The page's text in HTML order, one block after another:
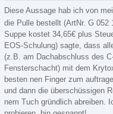
Diese Aussage hab ich von
die Pulle bestellt (ArtNr. G
Suppe kostet 34,65€ plus
EOS-Schulung) sagte, dass
(z.B. am Dachabschluss des
Fensterschacht) mit dem
besten nen Finger zum
und dann die überschüssigen
nem Tuch gründlich abreiben.